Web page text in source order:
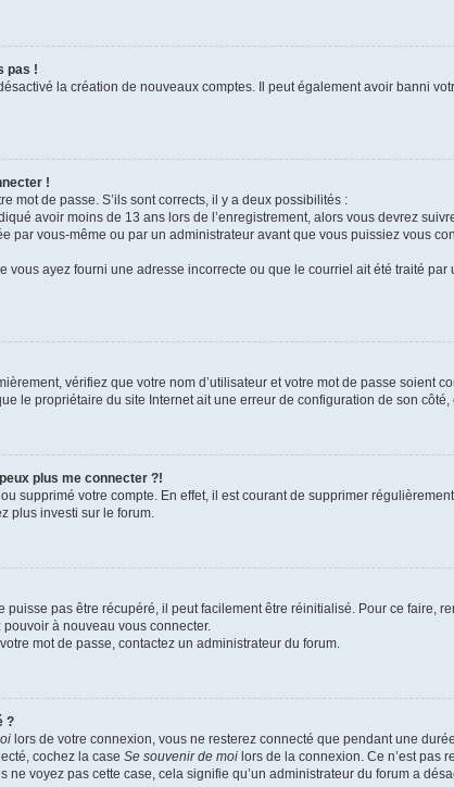
pas !
la création de nouveaux comptes. Il peut également avoir banni
!
mot de passe. S’ils sont corrects, il y a deux possibilités :
avoir moins de 13 ans lors de l’enregistrement, alors vous devrez
par vous-même ou par un administrateur avant que vous puissiez vous
vous ayez fourni une adresse incorrecte ou que le courriel ait été traité
vérifiez que votre nom d’utilisateur et votre mot de passe soient
le propriétaire du site Internet ait une erreur de configuration de son côté,
plus me connecter ?!
supprimé votre compte. En effet, il est courant de supprimer
plus investi sur le forum.
puisse pas être récupéré, il peut facilement être réinitialisé. Pour ce faire,
à nouveau vous connecter.
mot de passe, contactez un administrateur du forum.
?
lors de votre connexion, vous ne resterez connecté que pendant une
cochez la case Se souvenir de moi lors de la connexion. Ce n’est pas
voyez pas cette case, cela signifie qu’un administrateur du forum a